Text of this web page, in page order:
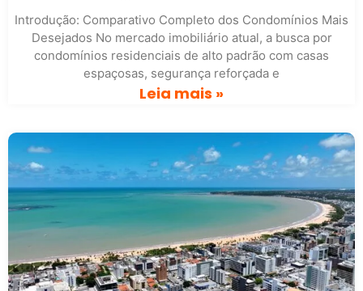
Introdução: Comparativo Completo dos Condomínios Mais
Desejados No mercado imobiliário atual, a busca por
condomínios residenciais de alto padrão com casas
espaçosas, segurança reforçada e
Leia mais »